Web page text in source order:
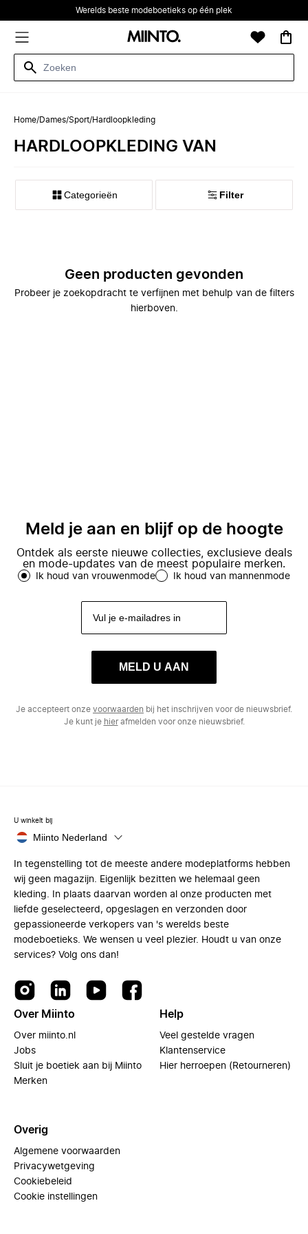
Werelds beste modeboetieks op één plek
Home/Dames/Sport/Hardloopkleding
HARDLOOPKLEDING VAN
Categorieën Filter
Geen producten gevonden
Probeer je zoekopdracht te verfijnen met behulp van de filters
hierboven.
Meld je aan en blijf op de hoogte
Ontdek als eerste nieuwe collecties, exclusieve deals
en mode-updates van de meest populaire merken.
Ik houd van vrouwenmode Ik houd van mannenmode
MELD U AAN
Je accepteert onze voorwaarden bij het inschrijven voor de nieuwsbrief.
Je kunt je hierafmelden voor onze nieuwsbrief.
U winkelt bij
Miinto Nederland
In tegenstelling tot de meeste andere modeplatforms hebben
wij geen magazijn. Eigenlijk bezitten we helemaal geen
kleding. In plaats daarvan worden al onze producten met
liefde geselecteerd, opgeslagen en verzonden door
gepassioneerde verkopers van 's werelds beste
modeboetieks. We wensen u veel plezier. Houdt u van onze
services? Volg ons dan!
Over Miinto
Over miinto.nl
Jobs
Sluit je boetiek aan bij Miinto
Merken
Help
Veel gestelde vragen
Klantenservice
Hier herroepen (Retourneren)
Overig
Algemene voorwaarden
Privacywetgeving
Cookiebeleid
Cookie instellingen